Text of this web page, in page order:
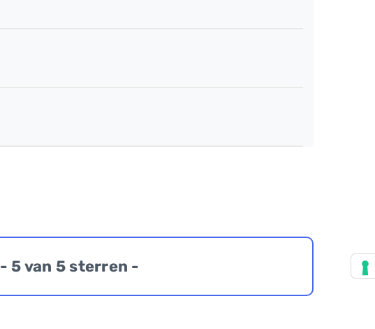
- 5 van 5 sterren -